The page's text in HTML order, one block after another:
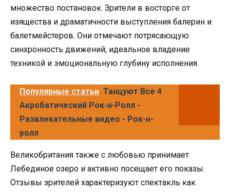
множество постановок. Зрители в восторге от
изящества и драматичности выступления балерин и
балетмейстеров. Они отмечают потрясающую
синхронность движений, идеальное владение
техникой и эмоциональную глубину исполнения.
Популярные статьи Танцуют Все 4
Акробатический Рок-н-Ролл -
Развлекательные видео - Рок-н-
ролл
Великобритания также с любовью принимает
Лебединое озеро и активно посещает его показы.
Отзывы зрителей характеризуют спектакль как